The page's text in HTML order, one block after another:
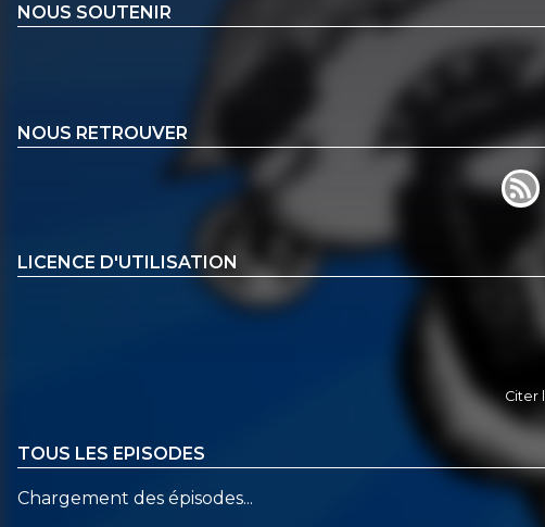
NOUS SOUTENIR
NOUS RETROUVER
LICENCE D'UTILISATION
Citer
TOUS LES EPISODES
Chargement des épisodes...